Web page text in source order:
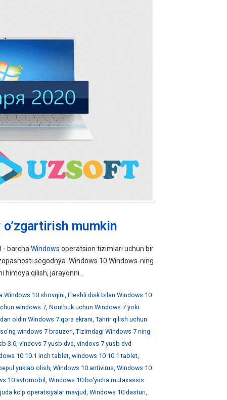
mumkin
- barcha Windows operatsion tizimlari uchun bir
segodnya. Windows 10 Windows-ning
qilish, jarayonni...
Windows 10 shovqini, Fleshli disk bilan Windows 10
windows 7, Noutbuk uchun Windows 7 yoki
oldin Windows 7 qora ekrani, Tahrir qilish uchun
windows 7 brauzeri, Tizimdagi Windows 7 ning
3.0, vindovs 7 yusb dvd, vindovs 7 yusb dvd
10 10.1 inch tablet, windows 10 10.1 tablet,
yuklab olish, Windows 10 antivirus, Windows 10
10 avtomobil , Windows 10 bo'yicha mutaxassis
ko'p operatsiyalar mavjud, Windows 10 dasturi,